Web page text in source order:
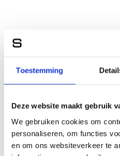
Toestemming
Deze website maakt gebruik
We gebruiken cookies om
personaliseren, om functies
en om ons websiteverkeer te